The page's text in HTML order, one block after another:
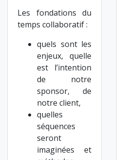
Les fondations du
temps collaboratif :
quels sont les
enjeux, quelle
est l’intention
de notre
sponsor, de
notre client,
quelles
séquences
seront
imaginées et